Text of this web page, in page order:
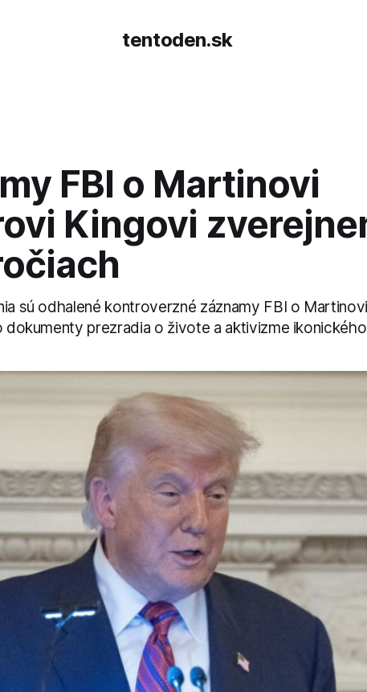
tentoden.sk
FBI o Martinovi
Kingovi
sú odhalené kontroverzné záznamy FBI o
dokumenty prezradia o živote a aktivizme